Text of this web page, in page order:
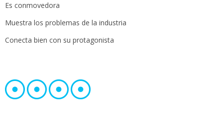
Es conmovedora
Muestra los problemas de la industria
Conecta bien con su protagonista